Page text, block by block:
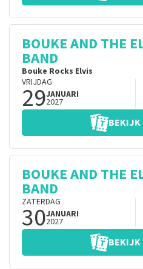
BOUKE AND THE
BAND
Bouke Rocks Elvis
VRIJDAG
29JANUARI
2027
BEKIJK
BOUKE AND THE
BAND
ZATERDAG
30JANUARI
2027
BEKIJK